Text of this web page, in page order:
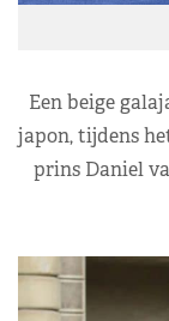
Een beige
japon, tijdens
prins Daniel